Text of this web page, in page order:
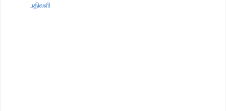
பதிலளி